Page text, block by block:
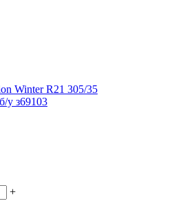
Winter R21 305/35
у з69103
+